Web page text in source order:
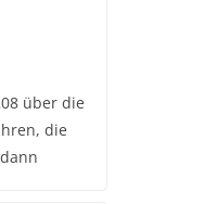
über die
die